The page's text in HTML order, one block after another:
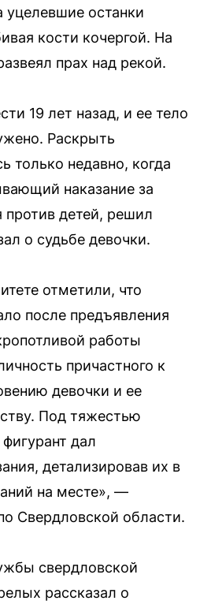
уцелевшие останки
кости кочергой. На
прах над рекой.
19 лет назад, и ее тело
Раскрыть
только недавно, когда
наказание за
против детей, решил
о судьбе девочки.
отметили, что
после предъявления
работы
причастного к
девочки и ее
Под тяжестью
дал
детализировав их в
на месте», —
Свердловской области.
свердловской
рассказал о